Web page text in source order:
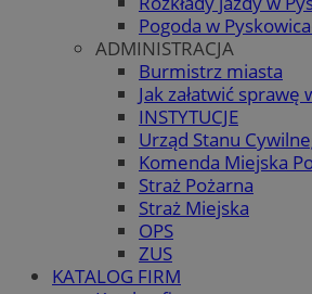
Pogoda w
ADMINISTRACJA
Burmistrz miasta
Jak załatwić
INSTYTUCJE
Urząd Stanu
Komenda Miejska
Straż Pożarna
Straż Miejska
OPS
ZUS
KATALOG FIRM